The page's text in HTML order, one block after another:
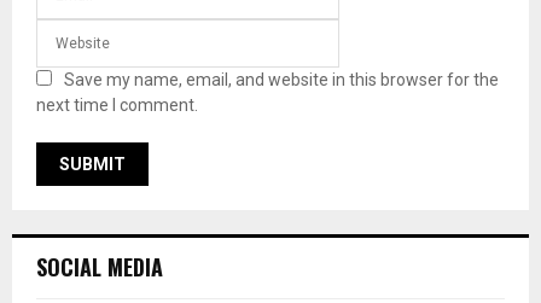
Save my name, email, and website in this browser for the
next time I comment.
SOCIAL MEDIA